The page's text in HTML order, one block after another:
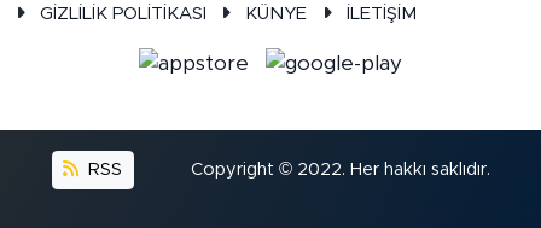
GİZLİLİK POLİTİKASI KÜNYE İLETİŞİM
RSS Copyright © 2022. Her hakkı saklıdır.